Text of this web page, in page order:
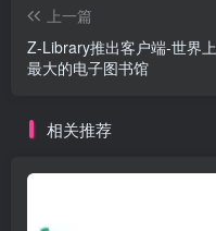
上一篇
Z-Library推出客户端-世界上
最大的电子图书馆
相关推荐